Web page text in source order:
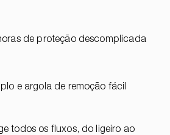
de proteção descomplicada
e argola de remoção fácil
todos os fluxos, do ligeiro ao